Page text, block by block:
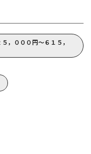
，０００円～６１５，